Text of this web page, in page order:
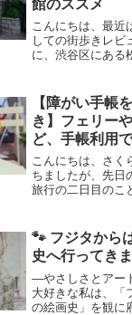
館のススメ
こんにちは、最近
しての街歩きレビ
に、渋谷区にある
たので、行ってみ
こともできますの
【障がい手帳
き】フェリー
ど、手帳利用
行2日目～
こんにちは、さく
ちましたが、先日
旅行の二日目のこ
ろに行きましたそ
です旧日向家熱
🐾 フジタから
史へ行ってき
―やさしさとアー
大好きな私は、「
の絵画史」を観に